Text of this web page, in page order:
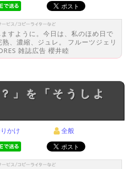
すように。今日は、私のほめ日で
、濃縮、ジュレ。 フルーツジェリ
雑誌広告 櫻井睦
かけ 全般